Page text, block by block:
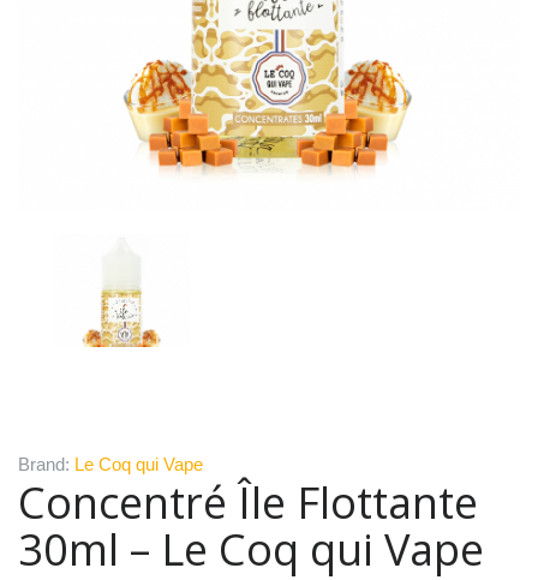
Brand: Le Coq qui Vape
Concentré Île Flottante
30ml – Le Coq qui Vape